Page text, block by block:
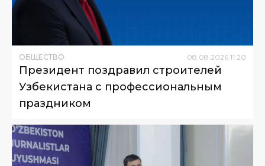
ОБЩЕСТВО 08 08 2026 11:20
Президент поздравил строителей
Узбекистана с профессиональным
праздником